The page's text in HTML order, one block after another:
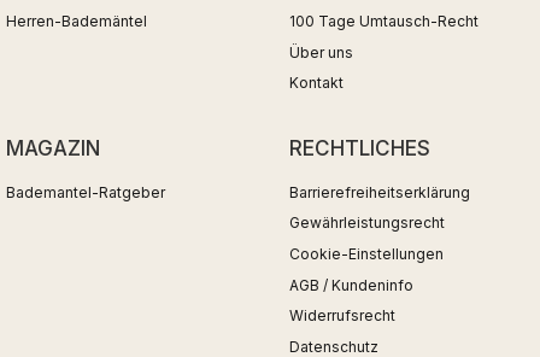
Herren-Bademäntel
100 Tage Umtausch-Recht
Über uns
Kontakt
MAGAZIN
Bademantel-Ratgeber
RECHTLICHES
Barrierefreiheitserklärung
Gewährleistungsrecht
Cookie-Einstellungen
AGB / Kundeninfo
Widerrufsrecht
Datenschutz